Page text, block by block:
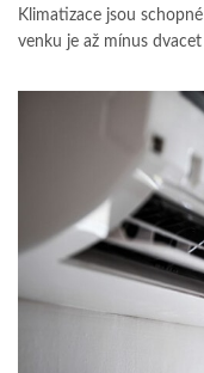
Klimatizace jsou
venku je až mínus